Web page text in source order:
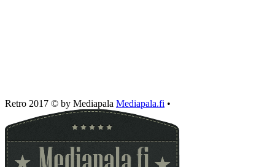
Retro 2017 © by Mediapala Mediapala.fi •